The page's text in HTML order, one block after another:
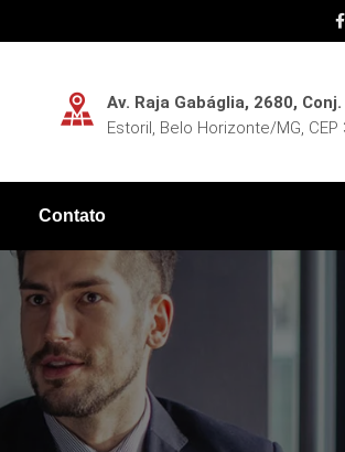
Av. Raja Gabáglia, 2680,
Estoril, Belo Horizonte/MG, CEP
Contato